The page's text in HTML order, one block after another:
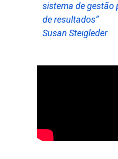
sistema de gestão
de resultados”
Susan Steigleder